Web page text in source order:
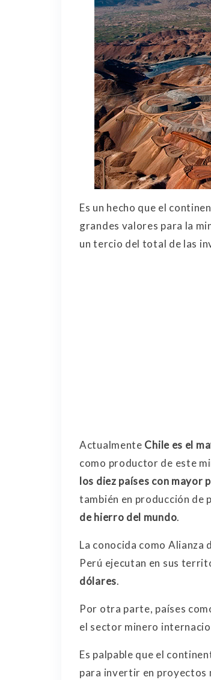
Es un hecho que el
grandes valores para la
un tercio del total de las
Actualmente Chile es el
como productor de este
los diez países con mayor
también en producción de
de hierro del mundo.
La conocida como Alianza
Perú ejecutan en sus
dólares.
Por otra parte, países
el sector minero
Es palpable que el
para invertir en proyectos